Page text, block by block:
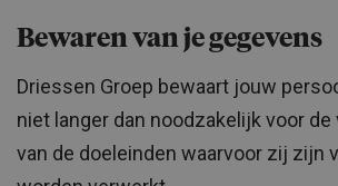
Bewaren van je gegevens
Driessen Groep bewaart jouw
niet langer dan noodzakelijk voor
van de doeleinden waarvoor zij zijn